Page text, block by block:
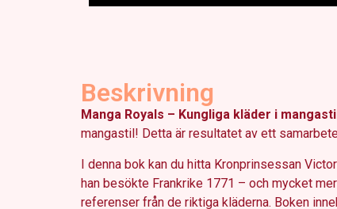
Beskrivning
Manga Royals – Kungliga kläder i mangastil
mangastil! Detta är resultatet av ett
I denna bok kan du hitta Kronprinsessan
han besökte Frankrike 1771 – och mycket
referenser från de riktiga kläderna. Boken